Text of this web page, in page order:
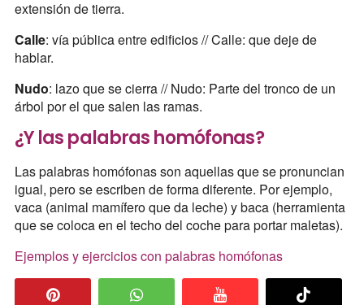
extensión de tierra.
Calle: vía pública entre edificios // Calle: que deje de
hablar.
Nudo: lazo que se cierra // Nudo: Parte del tronco de un
árbol por el que salen las ramas.
¿Y las palabras homófonas?
Las palabras homófonas son aquellas que se pronuncian
igual, pero se escriben de forma diferente. Por ejemplo,
vaca (animal mamífero que da leche) y baca (herramienta
que se coloca en el techo del coche para portar maletas).
Ejemplos y ejercicios con palabras homófonas